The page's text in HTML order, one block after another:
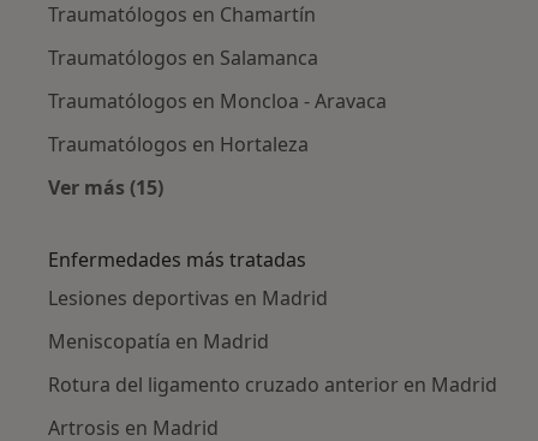
Traumatólogos en Chamartín
Traumatólogos en Salamanca
Traumatólogos en Moncloa - Aravaca
Traumatólogos en Hortaleza
Ver más (15)
Enfermedades más tratadas
Lesiones deportivas en Madrid
Meniscopatía en Madrid
Rotura del ligamento cruzado anterior en Madrid
Artrosis en Madrid